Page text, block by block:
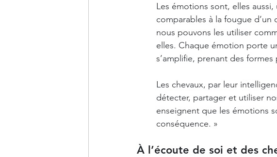
Les émotions sont, elles
comparables à la fougue
nous pouvons les utiliser
elles. Chaque émotion porte
s’amplifie, prenant des
Les chevaux, par leur
détecter, partager et utiliser
enseignent que les émotions
conséquence. »
À l’écoute de soi et des